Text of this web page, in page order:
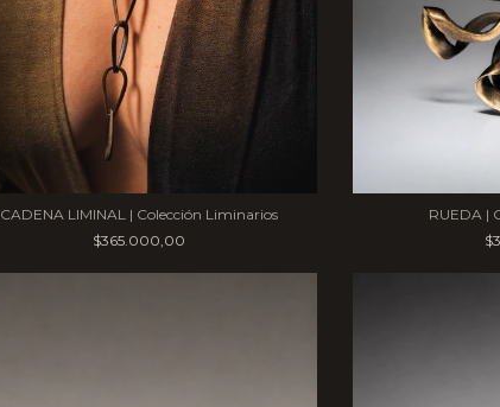
CADENA LIMINAL | Colección Liminarios
$365.000,00
RUEDA |